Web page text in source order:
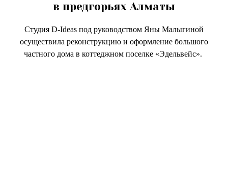
в предгорьях Алматы
Студия D-Ideas под руководством Яны Малыгиной
осуществила реконструкцию и оформление большого
частного дома в коттеджном поселке «Эдельвейс».